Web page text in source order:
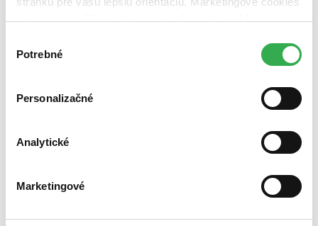
nám zas umožňujú zobrazenie relevantnej reklamy.
nám pomohlo, keby sme mohli používať všetky tieto
súhlasu
Potrebné
Personalizačné
Analytické
Marketingové
Zúžiť výber
Zoradiť
Novinky
Najvyššia zľava
Použité filtre